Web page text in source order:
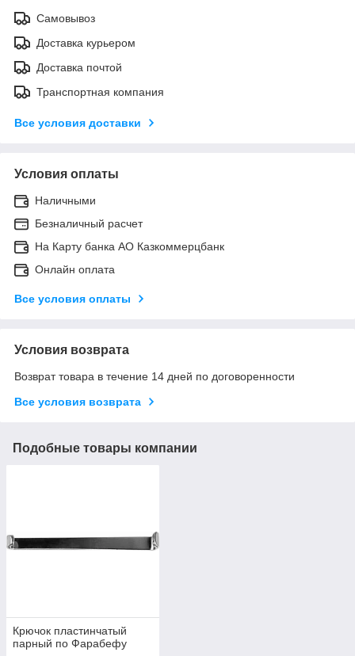
Самовывоз
Доставка курьером
Доставка почтой
Транспортная компания
Все условия доставки
Условия оплаты
Наличными
Безналичный расчет
На Карту банка АО Казкоммерцбанк
Онлайн оплата
Все условия оплаты
Условия возврата
Возврат товара в течение 14 дней по договоренности
Все условия возврата
Подобные товары компании
Крючок пластинчатый
парный по Фарабефу